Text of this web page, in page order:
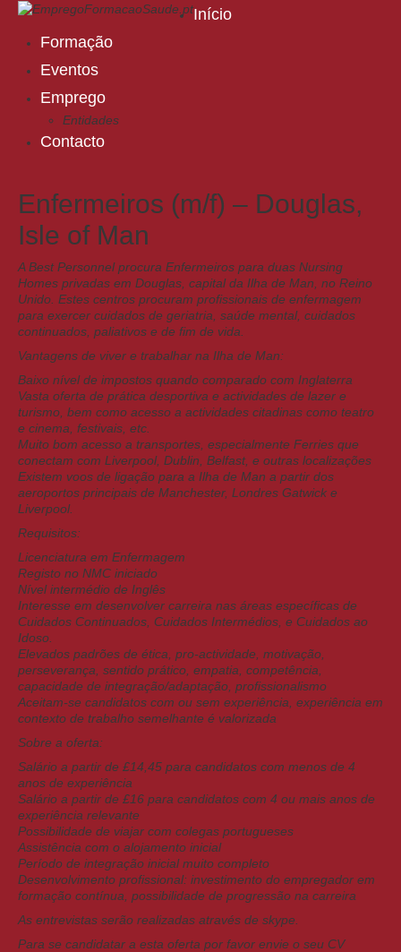
Início
Formação
Eventos
Emprego
Entidades
Contacto
Enfermeiros (m/f) – Douglas,
Isle of Man
A Best Personnel procura Enfermeiros para duas Nursing
Homes privadas em Douglas, capital da Ilha de Man, no Reino
Unido. Estes centros procuram profissionais de enfermagem
para exercer cuidados de geriatria, saúde mental, cuidados
continuados, paliativos e de fim de vida.
Vantagens de viver e trabalhar na Ilha de Man:
Baixo nível de impostos quando comparado com Inglaterra
Vasta oferta de prática desportiva e actividades de lazer e
turismo, bem como acesso a actividades citadinas como teatro
e cinema, festivais, etc.
Muito bom acesso a transportes, especialmente Ferries que
conectam com Liverpool, Dublin, Belfast, e outras localizações
Existem voos de ligação para a Ilha de Man a partir dos
aeroportos principais de Manchester, Londres Gatwick e
Liverpool.
Requisitos:
Licenciatura em Enfermagem
Registo no NMC iniciado
Nível intermédio de Inglês
Interesse em desenvolver carreira nas áreas específicas de
Cuidados Continuados, Cuidados Intermédios, e Cuidados ao
Idoso.
Elevados padrões de ética, pro-actividade, motivação,
perseverança, sentido prático, empatia, competência,
capacidade de integração/adaptação, profissionalismo
Aceitam-se candidatos com ou sem experiência, experiência em
contexto de trabalho semelhante é valorizada
Sobre a oferta:
Salário a partir de £14,45 para candidatos com menos de 4
anos de experiência
Salário a partir de £16 para candidatos com 4 ou mais anos de
experiência relevante
Possibilidade de viajar com colegas portugueses
Assistência com o alojamento inicial
Período de integração inicial muito completo
Desenvolvimento profissional: investimento do empregador em
formação contínua, possibilidade de progressão na carreira
As entrevistas serão realizadas através de skype.
Para se candidatar a esta oferta por favor envie o seu CV